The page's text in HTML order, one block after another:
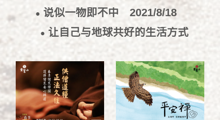
● 说似一物即不中 2021/8/18
● 让自己与地球共好的生活方式